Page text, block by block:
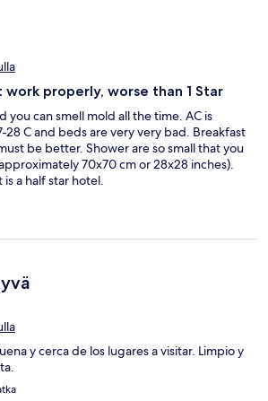
work properly, worse than 1 Star
you can smell mold all the time. AC is
C and beds are very very bad. Breakfast
be better. Shower are so small that you
70x70 cm or 28x28 inches).
a half star hotel.
y cerca de los lugares a visitar. Limpio y